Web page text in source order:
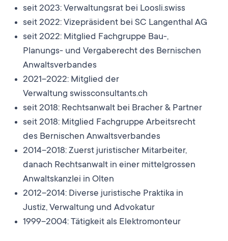
seit 2023: Verwaltungsrat bei Loosli.swiss
seit 2022: Vizepräsident bei SC Langenthal AG
seit 2022: Mitglied Fachgruppe Bau-,
Planungs- und Vergaberecht des Bernischen
Anwaltsverbandes
2021–2022: Mitglied der
Verwaltung swissconsultants.ch
seit 2018: Rechtsanwalt bei Bracher & Partner
seit 2018: Mitglied Fachgruppe Arbeitsrecht
des Bernischen Anwaltsverbandes
2014–2018: Zuerst juristischer Mitarbeiter,
danach Rechtsanwalt in einer mittelgrossen
Anwaltskanzlei in Olten
2012–2014: Diverse juristische Praktika in
Justiz, Verwaltung und Advokatur
1999–2004: Tätigkeit als Elektromonteur